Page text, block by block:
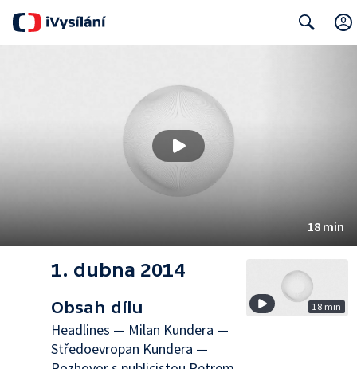
18 min
1. dubna 2014
Obsah dílu
Headlines — Milan Kundera —
Středoevropan Kundera —
18 min